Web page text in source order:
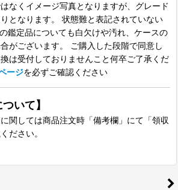
なくイメージ写真となりますが、グレード
となります。 状態難と表記されていない
鑑定品についても白欠けや汚れ、ケースの
がございます。 ご購入した段階で同意し
は受付しておりませんこと何卒ご了承くだ
ージを必ずご確認ください
いて】
関しては商品注文時「備考欄」にて「領収
ださい。